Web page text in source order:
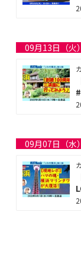
09月13日（火）
09月07日（水）